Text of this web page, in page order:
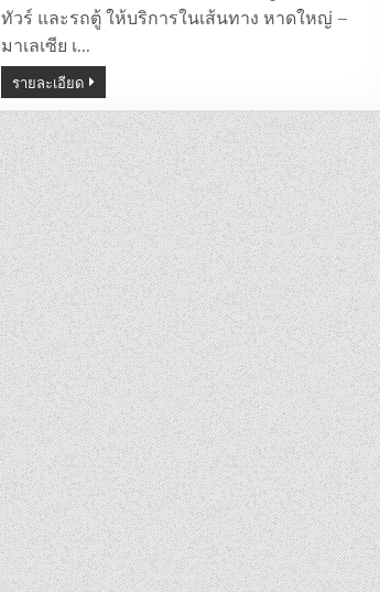
(มาเลเซีย)
ทัวร์ และรถตู้ ให้บริการในเส้นทาง หาดใหญ่ –
มาเลเซีย เ…
รายละเอียด